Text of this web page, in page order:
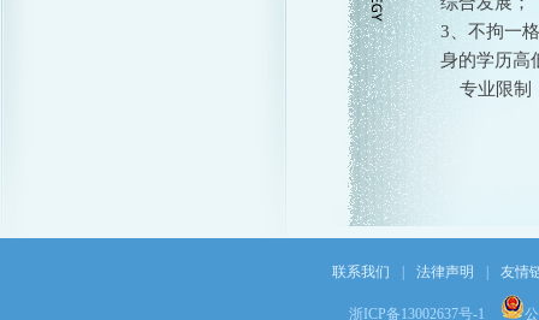
3、不拘一
身的学历高
专业限制
联系我们 法律声明 友情
浙ICP备13002637号-1